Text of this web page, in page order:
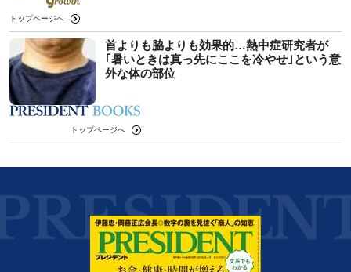
トップページへ
首よりも脇よりも効果的…熱中症研究者が
｢暑いときは真っ先にここを冷やせ｣という意
外な体の部位
トップページへ